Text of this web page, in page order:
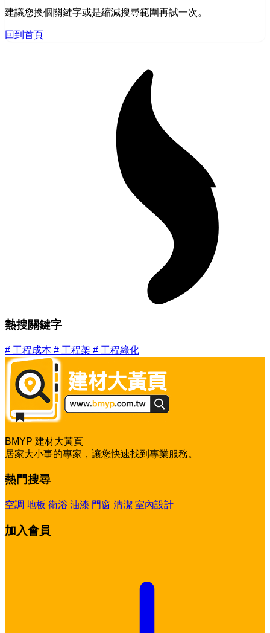
建議您換個關鍵字或是縮減搜尋範圍再試一次。
回到首頁
熱搜關鍵字
# 工程成本 # 工程架 # 工程綠化
BMYP 建材大黃頁
居家大小事的專家，讓您快速找到專業服務。
熱門搜尋
空調 地板 衛浴 油漆 門窗 清潔 室內設計
加入會員